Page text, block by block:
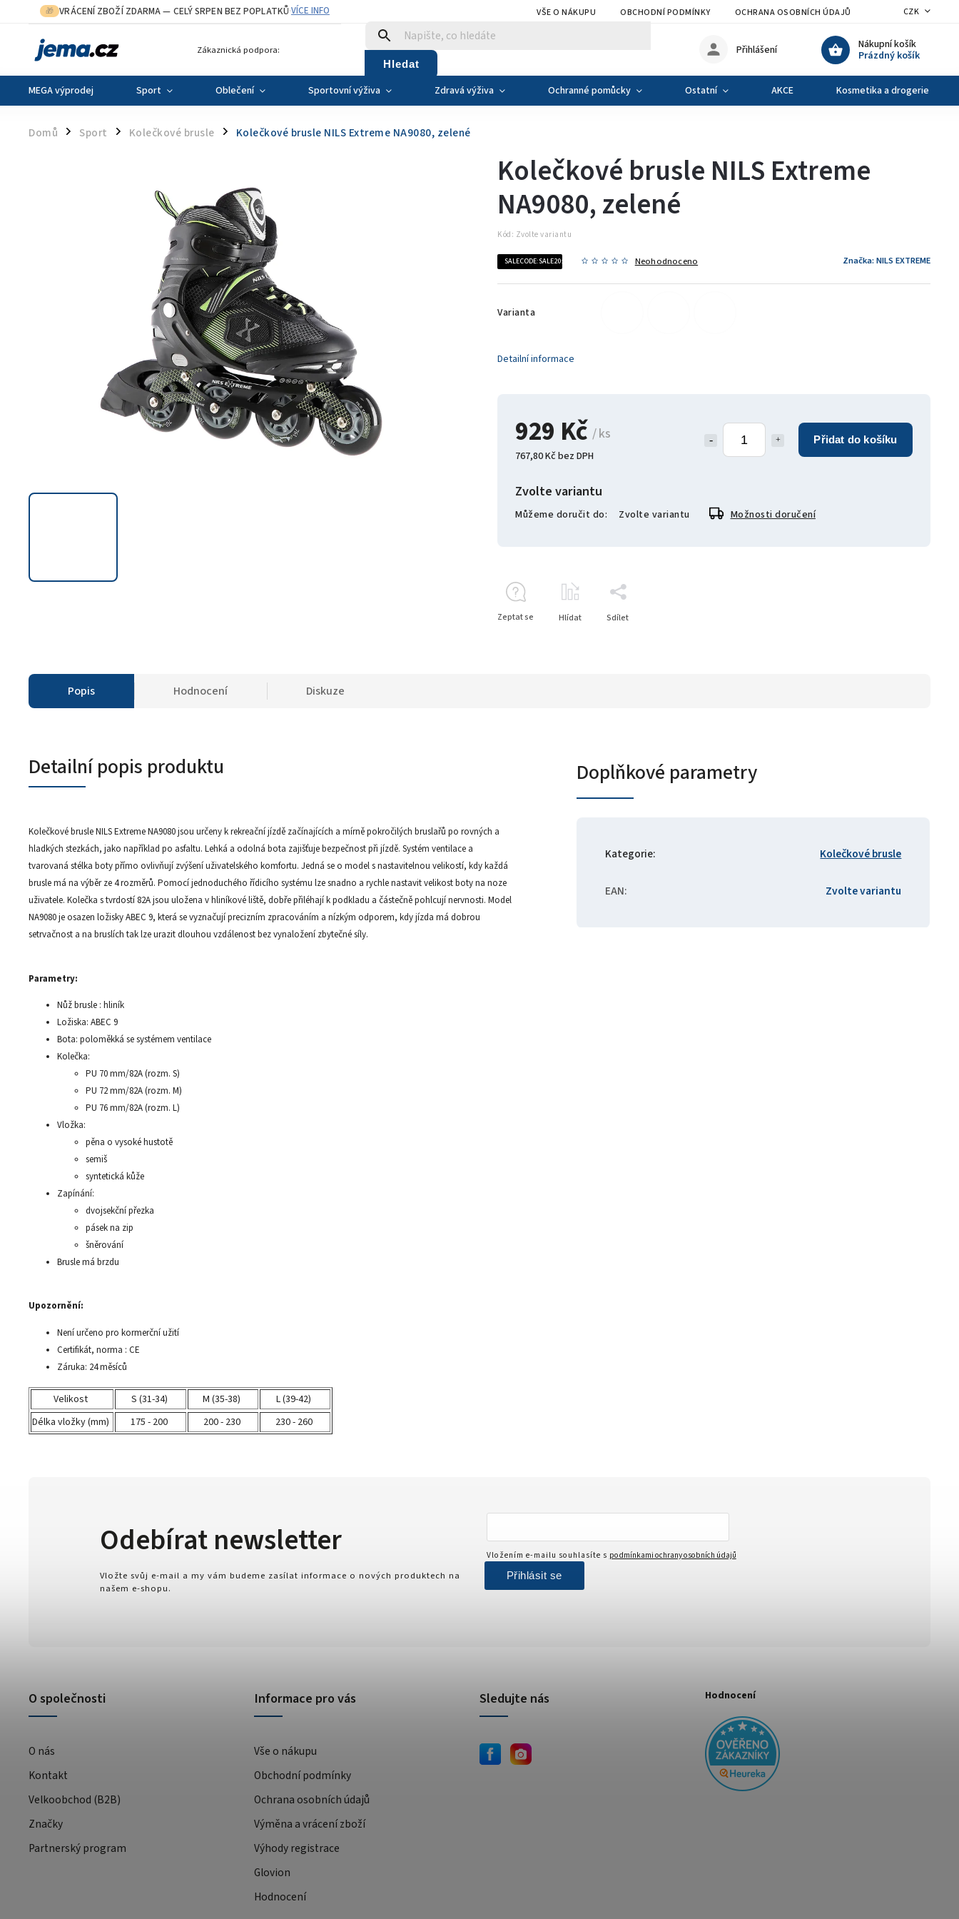
🎁 VRÁCENÍ ZBOŽÍ ZDARMA— CELÝ SRPEN BEZ POPLATKŮ·VÍCE INFO VŠE O NÁKUPU OBCHODNÍ PODMÍNKY OCHRANA OSOBNÍCH ÚDAJŮ VÝMĚNA A VRÁCENÍ
CZK
Zákaznická podpora:
Hledat
Nákupní košík
Prázdný košík
Přihlášení
MEGA výprodej Sport Oblečení Sportovní výživa Zdravá výživa Ochranné pomůcky Ostatní AKCE Kosmetika a drogerie
Domů / Sport / Kolečkové brusle / Kolečkové brusle NILS Extreme NA9080, zelené
929 Kč / ks
767,80 Kč bez DPH
Přidat do košíku
Zvolte variantu
Můžeme doručit do: Zvolte variantu Možnosti doručení
Kolečkové brusle NILS Extreme
NA9080, zelené
Kód: Zvolte variantu
SALECODE:SALE20:20:% Neohodnoceno Značka: NILS EXTREME
Varianta
Detailní informace
Zeptat se Hlídat Sdílet
Popis Hodnocení Diskuze
Detailní popis produktu
Kolečkové brusle NILS Extreme NA9080 jsou určeny k rekreační jízdě začínajících a mírně pokročilých bruslařů po rovných a
hladkých stezkách, jako například po asfaltu. Lehká a odolná bota zajišťuje bezpečnost při jízdě. Systém ventilace a
tvarovaná stélka boty přímo ovlivňují zvýšení uživatelského komfortu. Jedná se o model s nastavitelnou velikostí, kdy každá
brusle má na výběr ze 4 rozměrů. Pomocí jednoduchého řídicího systému lze snadno a rychle nastavit velikost boty na noze
uživatele. Kolečka s tvrdostí 82A jsou uložena v hliníkové liště, dobře přiléhají k podkladu a částečně pohlcují nervnosti. Model
NA9080 je osazen ložisky ABEC 9, která se vyznačují precizním zpracováním a nízkým odporem, kdy jízda má dobrou
setrvačnost a na bruslích tak lze urazit dlouhou vzdálenost bez vynaložení zbytečné síly.
Parametry:
Nůž brusle : hliník
Ložiska: ABEC 9
Bota: poloměkká se systémem ventilace
Kolečka:
PU 70 mm/82A (rozm. S)
PU 72 mm/82A (rozm. M)
PU 76 mm/82A (rozm. L)
Vložka:
pěna o vysoké hustotě
semiš
syntetická kůže
Zapínání:
dvojsekční přezka
pásek na zip
šněrování
Brusle má brzdu
Upozornění:
Není určeno pro kormerční užití
Certifikát, norma : CE
Záruka: 24 měsíců
Velikost S (31-34) M (35-38)
L (39-42)
Délka vložky (mm)
175 - 200 200 - 230 230 - 260
Doplňkové parametry
Kategorie: Kolečkové brusle
EAN: Zvolte variantu
O společnosti
O nás
Kontakt
Velkoobchod (B2B)
Značky
Partnerský program
Informace pro vás
Vše o nákupu
Obchodní podmínky
Ochrana osobních údajů
Výměna a vrácení zboží
Výhody registrace
Glovion
Hodnocení
Odebírat newsletter
Vložte svůj e-mail a my vám budeme zasílat informace o nových produktech na
našem e-shopu.
Vložením e-mailu souhlasíte s podmínkami ochrany osobních údajů
Přihlásit se
Sledujte nás Hodnocení